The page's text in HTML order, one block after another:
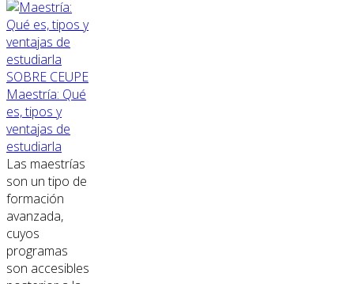
SOBRE CEUPE
Maestría: Qué
es, tipos y
ventajas de
estudiarla
Las maestrías
son un tipo de
formación
avanzada,
cuyos
programas
son accesibles